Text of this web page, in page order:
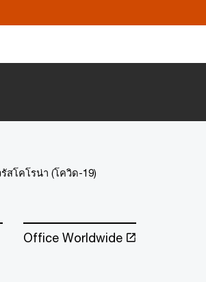
สโคโรน่า (โควิด-19)
Office Worldwide